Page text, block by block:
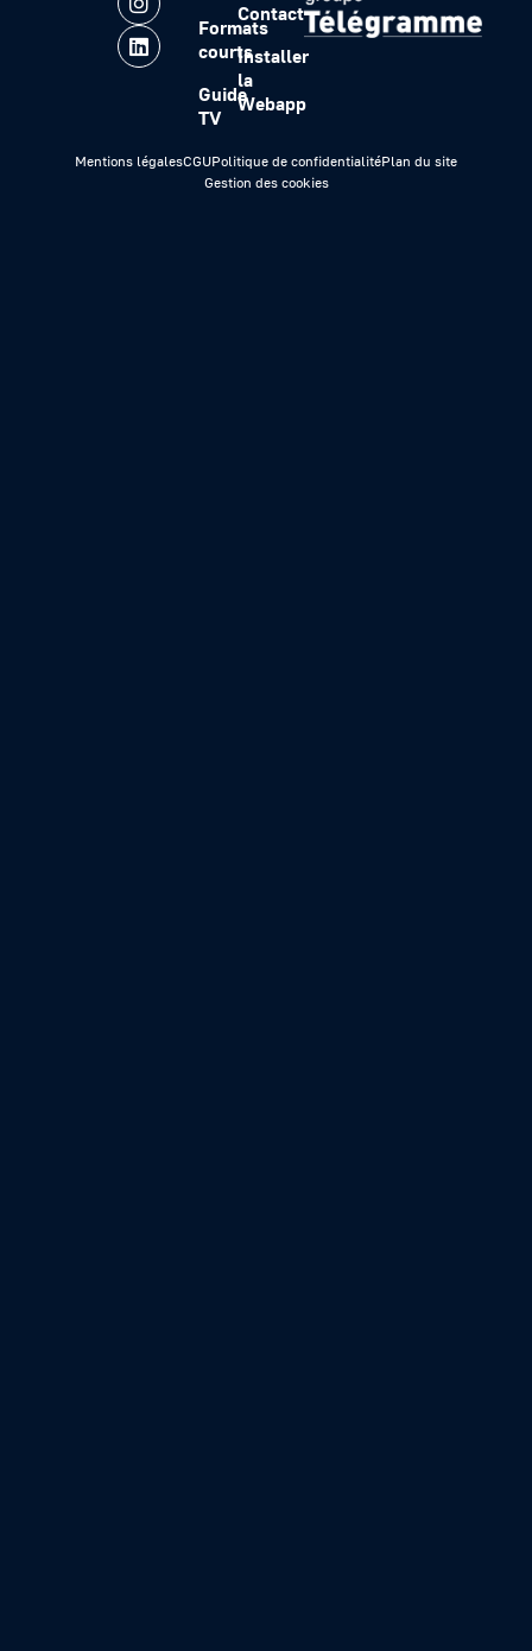
Formats
courts
Guide
TV
Contact
Installer
la
Webapp
Mentions légalesCGUPolitique de confidentialitéPlan du site
Gestion des cookies